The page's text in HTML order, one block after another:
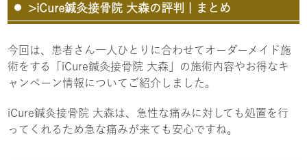
>iCure鍼灸接骨院 大森の評判 | まとめ
今回は、患者さん一人ひとりに合わせてオーダーメイド施
術をする「iCure鍼灸接骨院 大森」の施術内容やお得なキ
ャンペーン情報についてご紹介しました。
iCure鍼灸接骨院 大森は、急性な痛みに対しても処置を行
ってくれるため急な痛みが来ても安心ですね。